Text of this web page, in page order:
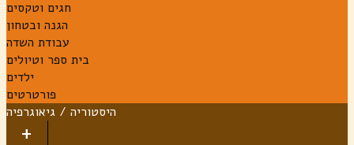
חגים וטקסים
הגנה ובטחון
עבודת השדה
בית ספר וטיולים
ילדים
פורטרטים
היסטוריה / גיאוגרפיה